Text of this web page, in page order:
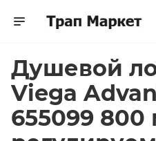
Душевой
Viega
655099 800